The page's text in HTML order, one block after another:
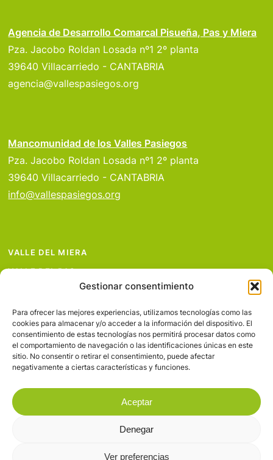
Gestionar consentimiento
Para ofrecer las mejores experiencias, utilizamos tecnologías como las
cookies para almacenar y/o acceder a la información del dispositivo. El
consentimiento de estas tecnologías nos permitirá procesar datos como
el comportamiento de navegación o las identificaciones únicas en este
sitio. No consentir o retirar el consentimiento, puede afectar
negativamente a ciertas características y funciones.
Aceptar
Denegar
Ver preferencias
Agencia de Desarrollo Comarcal Pisueña, Pas y Miera
Pza. Jacobo Roldan Losada nº1 2º planta
39640 Villacarriedo - CANTABRIA
agencia@vallespasiegos.org
Mancomunidad de los Valles Pasiegos
Pza. Jacobo Roldan Losada nº1 2º planta
39640 Villacarriedo - CANTABRIA
info@vallespasiegos.org
VALLE DEL MIERA
VALLE DEL PAS
VALLE DEL PISUEÑA
PROYECTOS
SERVICIOS
AVISO LEGAL